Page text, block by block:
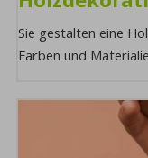
Sie gestalten eine
Farben und